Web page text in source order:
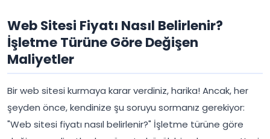
Web Sitesi Fiyatı Nasıl Belirlenir?
İşletme Türüne Göre Değişen
Maliyetler
Bir web sitesi kurmaya karar verdiniz, harika! Ancak, her
şeyden önce, kendinize şu soruyu sormanız gerekiyor:
"Web sitesi fiyatı nasıl belirlenir?" İşletme türüne göre